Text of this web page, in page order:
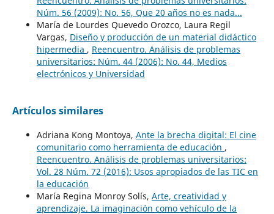
Núm. 56 (2009): No. 56, Que 20 años no es nada...
María de Lourdes Quevedo Orozco, Laura Regil
Vargas, Diseño y producción de un material didáctico
hipermedia , Reencuentro. Análisis de problemas
universitarios: Núm. 44 (2006): No. 44, Medios
electrónicos y Universidad
Artículos similares
Adriana Kong Montoya, Ante la brecha digital: El cine
comunitario como herramienta de educación ,
Reencuentro. Análisis de problemas universitarios:
Vol. 28 Núm. 72 (2016): Usos apropiados de las TIC en
la educación
María Regina Monroy Solís, Arte, creatividad y
aprendizaje. La imaginación como vehículo de la